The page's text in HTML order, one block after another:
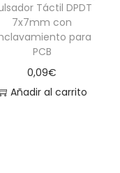
Táctil DPDT
7x7mm con
para
PCB
0,09€
Añadir al carrito